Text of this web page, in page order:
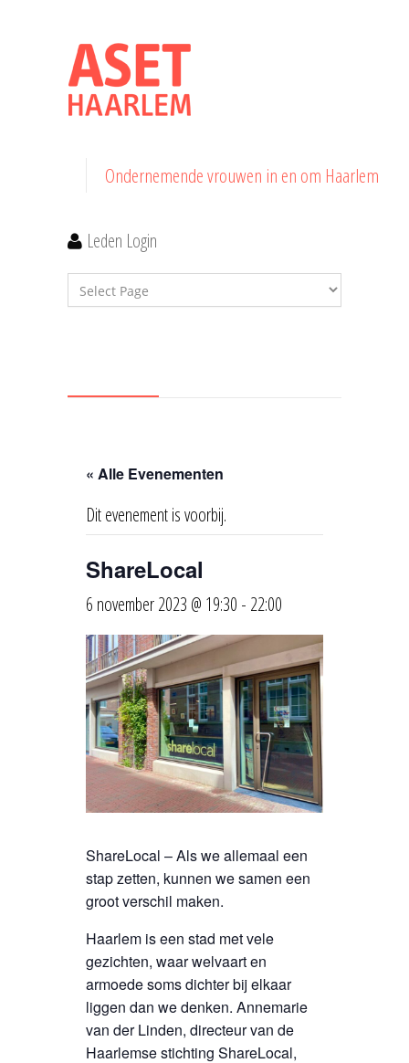
Ondernemende vrouwen in en om Haarlem
Leden Login
« Alle Evenementen
Dit evenement is voorbij.
ShareLocal
6 november 2023 @ 19:30 - 22:00
ShareLocal – Als we allemaal een
stap zetten, kunnen we samen een
groot verschil maken.
Haarlem is een stad met vele
gezichten, waar welvaart en
armoede soms dichter bij elkaar
liggen dan we denken. Annemarie
van der Linden, directeur van de
Haarlemse stichting ShareLocal,